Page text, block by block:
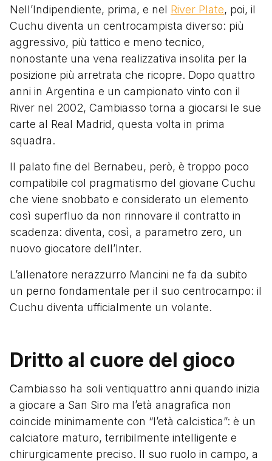
Nell’Indipendiente, prima, e nel River Plate, poi, il
Cuchu diventa un centrocampista diverso: più
aggressivo, più tattico e meno tecnico,
nonostante una vena realizzativa insolita per la
posizione più arretrata che ricopre. Dopo quattro
anni in Argentina e un campionato vinto con il
River nel 2002, Cambiasso torna a giocarsi le sue
carte al Real Madrid, questa volta in prima
squadra.
Il palato fine del Bernabeu, però, è troppo poco
compatibile col pragmatismo del giovane Cuchu
che viene snobbato e considerato un elemento
così superfluo da non rinnovare il contratto in
scadenza: diventa, così, a parametro zero, un
nuovo giocatore dell’Inter.
L’allenatore nerazzurro Mancini ne fa da subito
un perno fondamentale per il suo centrocampo: il
Cuchu diventa ufficialmente un volante.
Dritto al cuore del gioco
Cambiasso ha soli ventiquattro anni quando inizia
a giocare a San Siro ma l’età anagrafica non
coincide minimamente con “l’età calcistica”: è un
calciatore maturo, terribilmente intelligente e
chirurgicamente preciso. Il suo ruolo in campo, a